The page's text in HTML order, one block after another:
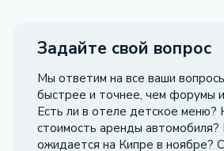
Задайте свой вопрос
Мы ответим на все ваши
быстрее и точнее, чем форумы
Есть ли в отеле детское меню?
стоимость аренды автомобиля?
ожидается на Кипре в ноябре?